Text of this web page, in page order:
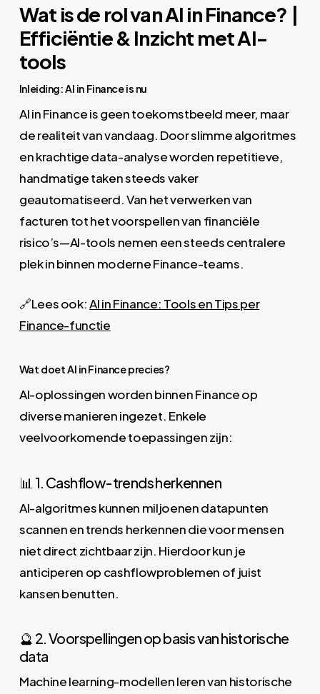
Wat is de rol van AI in Finance? |
Efficiëntie & Inzicht met AI-
tools
Inleiding: AI in Finance is nu
AI in Finance is geen toekomstbeeld meer, maar
de realiteit van vandaag. Door slimme algoritmes
en krachtige data-analyse worden repetitieve,
handmatige taken steeds vaker
geautomatiseerd. Van het verwerken van
facturen tot het voorspellen van financiële
risico’s—AI-tools nemen een steeds centralere
plek in binnen moderne Finance-teams.
🔗Lees ook:AI in Finance: Tools en Tips per
Finance-functie
Wat doet AI in Finance precies?
AI-oplossingen worden binnen Finance op
diverse manieren ingezet. Enkele
veelvoorkomende toepassingen zijn:
📊 1. Cashflow-trends herkennen
AI-algoritmes kunnen miljoenen datapunten
scannen en trends herkennen die voor mensen
niet direct zichtbaar zijn. Hierdoor kun je
anticiperen op cashflowproblemen of juist
kansen benutten.
🔮 2. Voorspellingen op basis van historische
data
Machine learning-modellen leren van historische